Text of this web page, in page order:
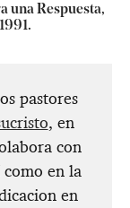
una Respuesta,
pastores
, en
con
como en la
en